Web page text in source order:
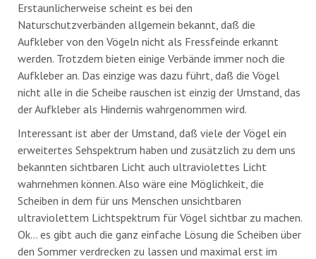
Erstaunlicherweise scheint es bei den
Naturschutzverbänden allgemein bekannt, daß die
Aufkleber von den Vögeln nicht als Fressfeinde erkannt
werden. Trotzdem bieten einige Verbände immer noch die
Aufkleber an. Das einzige was dazu führt, daß die Vögel
nicht alle in die Scheibe rauschen ist einzig der Umstand, das
der Aufkleber als Hindernis wahrgenommen wird.
Interessant ist aber der Umstand, daß viele der Vögel ein
erweitertes Sehspektrum haben und zusätzlich zu dem uns
bekannten sichtbaren Licht auch ultraviolettes Licht
wahrnehmen können. Also wäre eine Möglichkeit, die
Scheiben in dem für uns Menschen unsichtbaren
ultraviolettem Lichtspektrum für Vögel sichtbar zu machen.
Ok… es gibt auch die ganz einfache Lösung die Scheiben über
den Sommer verdrecken zu lassen und maximal erst im